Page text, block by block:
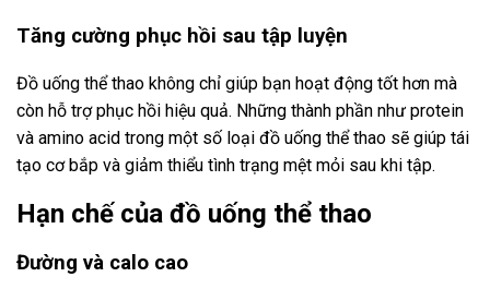
Tăng cường phục hồi sau tập luyện
Đồ uống thể thao không chỉ giúp bạn hoạt động tốt hơn mà
còn hỗ trợ phục hồi hiệu quả. Những thành phần như protein
và amino acid trong một số loại đồ uống thể thao sẽ giúp tái
tạo cơ bắp và giảm thiểu tình trạng mệt mỏi sau khi tập.
Hạn chế của đồ uống thể thao
Đường và calo cao